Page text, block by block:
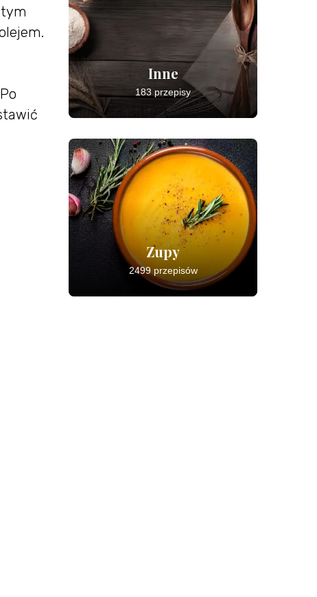
Inne
183 przepisy
Zupy
2499 przepisów